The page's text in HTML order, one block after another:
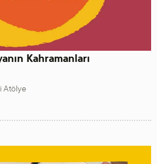
Kahramanları
Atölye